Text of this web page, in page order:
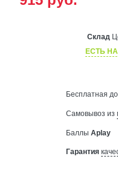
Склад
ЕСТЬ
Бесплатная
Самовывоз из
Баллы Aplay
Гарантия